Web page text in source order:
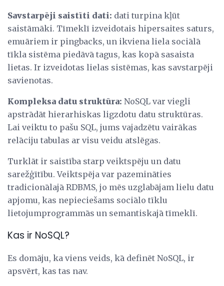
Savstarpēji saistīti dati: dati turpina kļūt
saistāmāki. Tīmeklī izveidotais hipersaites saturs,
emuāriem ir pingbacks, un ikviena liela sociālā
tīkla sistēma piedāvā tagus, kas kopā sasaista
lietas. Ir izveidotas lielas sistēmas, kas savstarpēji
savienotas.
Kompleksa datu struktūra: NoSQL var viegli
apstrādāt hierarhiskas ligzdotu datu struktūras.
Lai veiktu to pašu SQL, jums vajadzētu vairākas
relāciju tabulas ar visu veidu atslēgas.
Turklāt ir saistība starp veiktspēju un datu
sarežģītību. Veiktspēja var pazemināties
tradicionālajā RDBMS, jo mēs uzglabājam lielu datu
apjomu, kas nepieciešams sociālo tīklu
lietojumprogrammās un semantiskajā tīmeklī.
Kas ir NoSQL?
Es domāju, ka viens veids, kā definēt NoSQL, ir
apsvērt, kas tas nav.